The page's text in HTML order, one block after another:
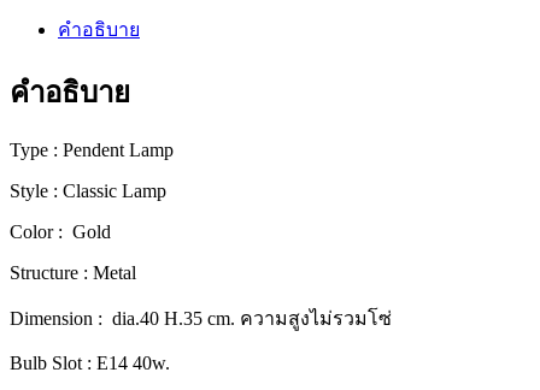
หรูหรา
สไตล์
คลาส
[3863-
ชิ้น
คำอธิบาย
คำอธิบาย
Type : Pendent Lamp
Style : Classic Lamp
Color : Gold
Structure : Metal
Dimension : dia.40 H.35 cm. ความสูงไม่รวมโซ่
Bulb Slot : E14 40w.